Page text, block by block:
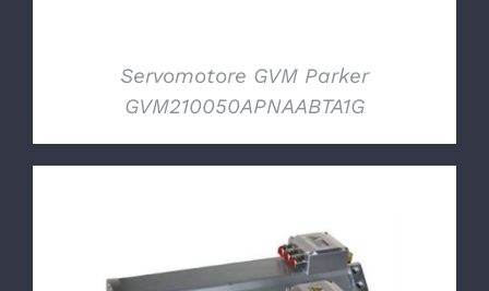
Servomotore GVM Parker
GVM210050APNAABTA1G